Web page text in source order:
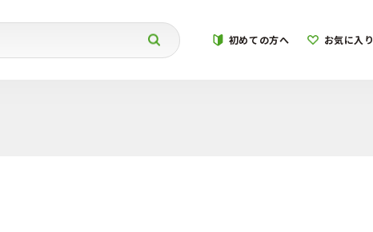
初めての方へ お気に入り